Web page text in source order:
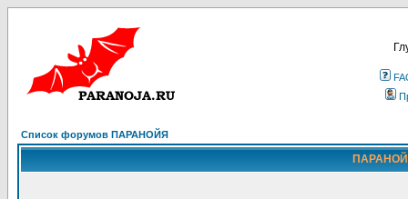
Список форумов ПАРАНОЙЯ